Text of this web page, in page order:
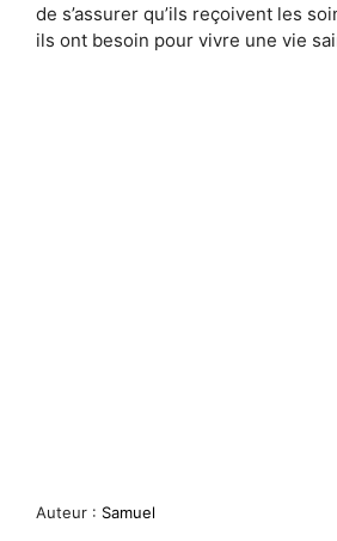
de s’assurer qu’ils reçoivent les
ils ont besoin pour vivre une vie
Auteur : Samuel